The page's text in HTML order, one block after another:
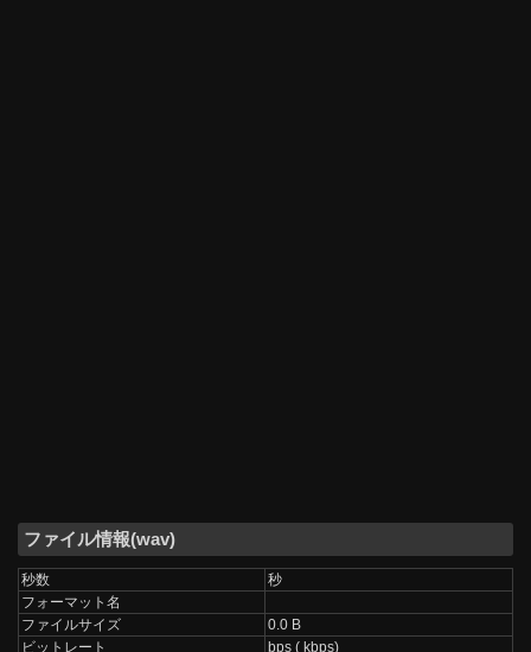
ファイル情報(wav)
秒数
秒
フォーマット名
ファイルサイズ
0.0 B
ビットレート
bps ( kbps)